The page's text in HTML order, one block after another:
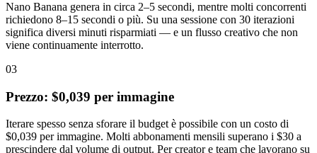
Nano Banana genera in circa 2–5 secondi, mentre molti concorrenti
richiedono 8–15 secondi o più. Su una sessione con 30 iterazioni
significa diversi minuti risparmiati — e un flusso creativo che non
viene continuamente interrotto.
03
Prezzo: $0,039 per immagine
Iterare spesso senza sforare il budget è possibile con un costo di
$0,039 per immagine. Molti abbonamenti mensili superano i $30 a
prescindere dal volume di output. Per creator e team che lavorano su